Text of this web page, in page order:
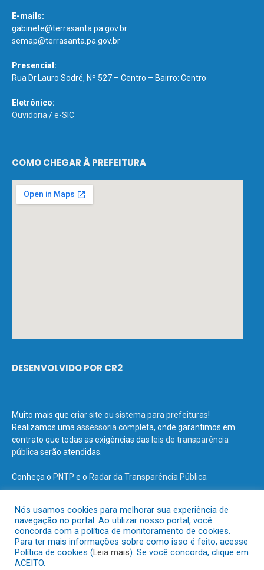
E-mails:
gabinete@terrasanta.pa.gov.br
semap@terrasanta.pa.gov.br
Presencial:
Rua Dr.Lauro Sodré, Nº 527 – Centro – Bairro: Centro
Eletrônico:
Ouvidoria /e-SIC
COMO CHEGAR À PREFEITURA
DESENVOLVIDO POR CR2
Muito mais que criar site ou sistema para prefeituras!
Realizamos uma assessoria completa, onde garantimos em
contrato que todas as exigências das leis de transparência
pública serão atendidas.
Conheça o PNTP e o Radar da Transparência Pública
Todos os direitos reservados a Prefeitura Municipal de Terra Santa.
Mapa do Site
Nós usamos cookies para melhorar sua experiência de
navegação no portal. Ao utilizar nosso portal, você
concorda com a política de monitoramento de cookies.
Para ter mais informações sobre como isso é feito, acesse
Política de cookies (Leia mais). Se você concorda, clique em
ACEITO.